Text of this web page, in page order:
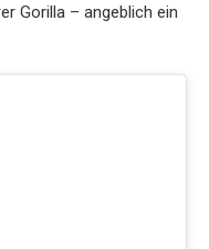
Gorilla – angeblich ein